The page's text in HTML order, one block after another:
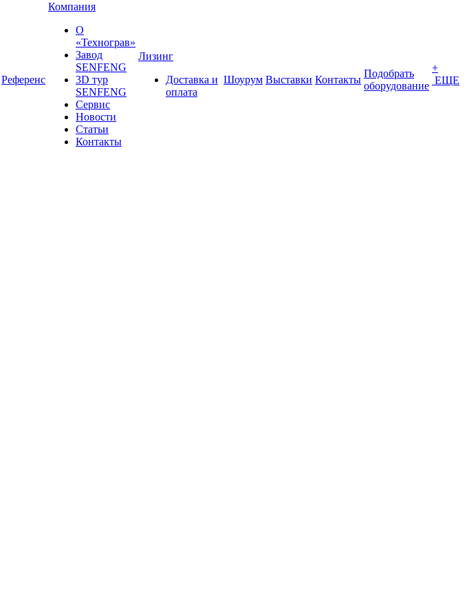
Референс
Компания
О
«Технограв»
Завод
SENFENG
3D тур
SENFENG
Сервис
Новости
Статьи
Контакты
Лизинг
Доставка и
оплата
Шоурум Выставки Контакты
Подобрать
оборудование
+
ЕЩЕ